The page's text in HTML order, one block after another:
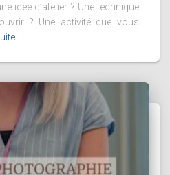
idée d’atelier ? Une technique
? Une activité que vous